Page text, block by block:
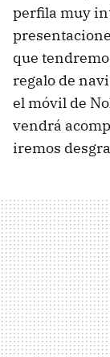
perfila muy
que
regalo de
el móvil de
vendrá
iremos